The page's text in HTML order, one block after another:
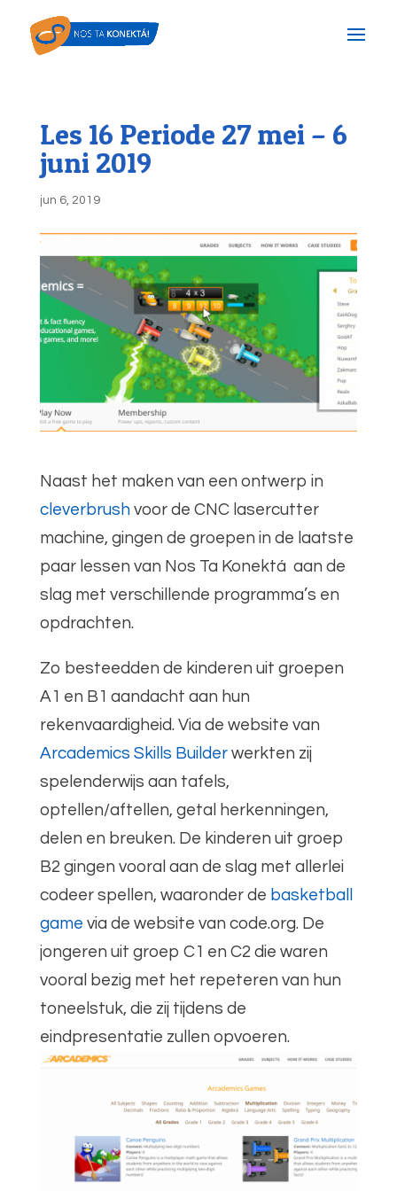
Les 16 Periode 27 mei – 6
juni 2019
jun 6, 2019
Naast het maken van een ontwerp in
cleverbrushvoor de CNC lasercutter
machine, gingen de groepen in de laatste
paar lessen van Nos Ta Konektá aan de
slag met verschillende programma’s en
opdrachten.
Zo besteedden de kinderen uit groepen
A1 en B1 aandacht aan hun
rekenvaardigheid. Via de website van
Arcademics Skills Builderwerkten zij
spelenderwijs aan tafels,
optellen/aftellen, getal herkenningen,
delen en breuken. De kinderen uit groep
B2 gingen vooral aan de slag met allerlei
codeer spellen, waaronder de basketball
game via de website van code.org. De
jongeren uit groep C1 en C2 die waren
vooral bezig met het repeteren van hun
toneelstuk, die zij tijdens de
eindpresentatie zullen opvoeren.